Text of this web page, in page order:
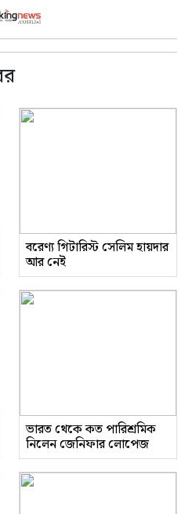
বরেণ্য গিটারিস্ট সেলিম হায়দার
আর নেই
ভারত থেকে কত পারিশ্রমিক
নিলেন জেনিফার লোপেজ